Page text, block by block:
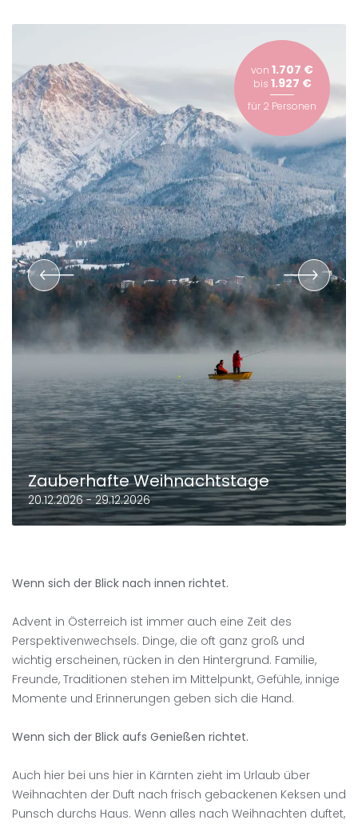
Zauberhafte Weihnachtstage
20.12.2026 - 29.12.2026
von 1.707 €
bis 1.927 €
für 2 Personen
Wenn sich der Blick nach innen richtet.
Advent in Österreich ist immer auch eine Zeit des
Perspektivenwechsels. Dinge, die oft ganz groß und
wichtig erscheinen, rücken in den Hintergrund. Familie,
Freunde, Traditionen stehen im Mittelpunkt, Gefühle, innige
Momente und Erinnerungen geben sich die Hand.
Wenn sich der Blick aufs Genießen richtet.
Auch hier bei uns hier in Kärnten zieht im Urlaub über
Weihnachten der Duft nach frisch gebackenen Keksen und
Punsch durchs Haus. Wenn alles nach Weihnachten duftet,